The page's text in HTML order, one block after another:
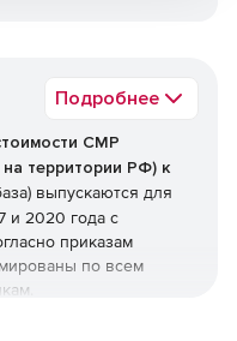
Подробнее
СМР
территории РФ) к
выпускаются для
и 2020 года с
приказам
по всем